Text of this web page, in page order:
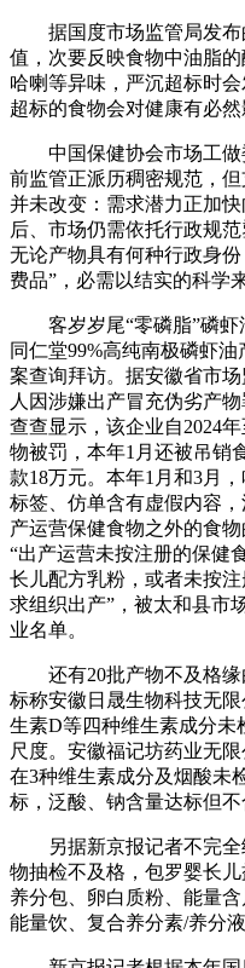
据国度市场监管局发布
值，次要反映食物中油脂
哈喇等异味，严沉超标时
超标的食物会对健康有必然
中国保健协会市场工做
前监管正派历稠密规范，
并未改变：需求潜力正加
后、市场仍需依托行政规
无论产物具有何种行政身
费品”，必需以结实的科学
客岁岁尾“零磷脂”磷虾
同仁堂99%高纯南极磷虾
案查询拜访。据安徽省市
人因涉嫌出产冒充伪劣产
查查显示，该企业自2024
物被罚，本年1月还被吊销
款18万元。本年1月和3月
标签、仿单含有虚假内容
产运营保健食物之外的食
“出产运营未按注册的保健
长儿配方乳粉，或者未按
求组织出产”，被太和县市
业名单。
还有20批产物不及格缘
标称安徽日晟生物科技无
生素D等四种维生素成分未
尺度。安徽福记坊药业无
在3种维生素成分及烟酸未
标，泛酸、钠含量达标但不
另据新京报记者不完全
物抽检不及格，包罗婴长
养分包、卵白质粉、能量
能量饮、复合养分素/养分